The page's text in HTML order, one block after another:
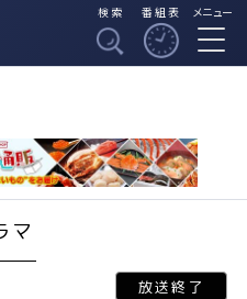
検索 番組表 メニュー
マ